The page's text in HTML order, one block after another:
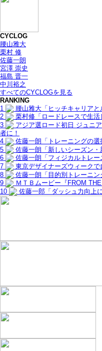
CYCLOG
腰山雅大
栗村 修
佐藤一朗
宮澤 崇史
福島 晋一
中川裕之
すべてのCYCLOGを見る
RANKING
1
腰山雅大「ヒッチキャリアと
2
栗村修「ロードレースで生活
3
アジア選ロード初日 ジュニ
者に！
4
佐藤一朗「トレーニングの選
5
佐藤一朗「新しいシーズン・
6
佐藤一朗「フィジカルトレー
7
東京デザイナーズウィーク
8
佐藤一朗「目的別トレーニ
9
ＭＴＢムービー『FROM
10
佐藤一郎「ダッシュ力向上